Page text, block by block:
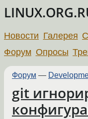
Новости Галерея
Форум Опросы
Форум —
git